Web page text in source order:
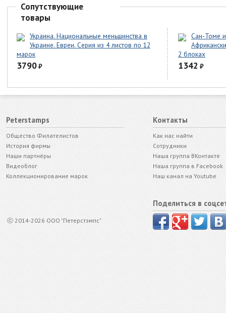
Сопутствующие
товары
Украина. Национальные меньшинства в
Украине. Евреи. Серия из 4 листов по 12
марок
3790₽
Сан-Томе
2 блоках
1342 ₽
Peterstamps
Общество Филателистов
История фирмы
Наши партнёры
Видеоблог
Коллекционирование марок
ⓒ 2014-2026 ООО "Петерстэмпс"
Контакты
Как нас найти
Сотрудники
Наша группа ВКонтакте
Наша группа в Facebook
Наш канал на Youtube
Поделиться в